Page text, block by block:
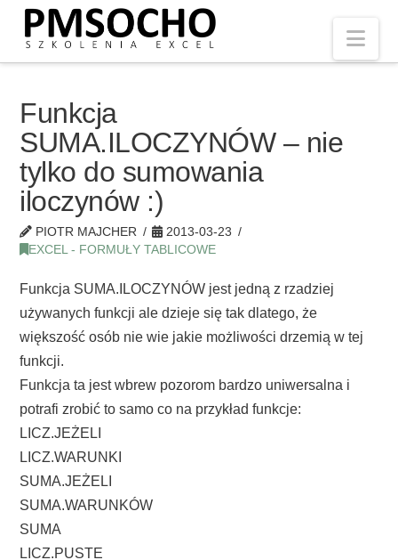
Funkcja
SUMA.ILOCZYNÓW – nie
tylko do sumowania
iloczynów :)
PIOTR MAJCHER
2013-03-23
EXCEL - FORMUŁY TABLICOWE
Funkcja SUMA.ILOCZYNÓW jest jedną z rzadziej
używanych funkcji ale dzieje się tak dlatego, że
większość osób nie wie jakie możliwości drzemią w tej
funkcji.
Funkcja ta jest wbrew pozorom bardzo uniwersalna i
potrafi zrobić to samo co na przykład funkcje:
LICZ.JEŻELI
LICZ.WARUNKI
SUMA.JEŻELI
SUMA.WARUNKÓW
SUMA
LICZ.PUSTE